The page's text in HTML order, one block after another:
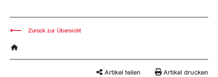
Zurück zur Übersicht
Artikel teilen Artikel drucken